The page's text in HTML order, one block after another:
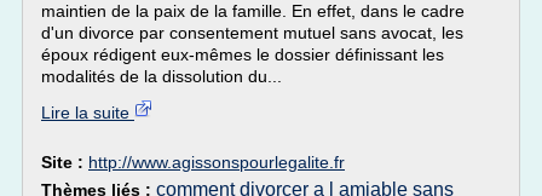
maintien de la paix de la famille. En effet, dans le cadre
d'un divorce par consentement mutuel sans avocat, les
époux rédigent eux-mêmes le dossier définissant les
modalités de la dissolution du...
Lire la suite
Site : http://www.agissonspourlegalite.fr
Thèmes liés : comment divorcer a l amiable sans